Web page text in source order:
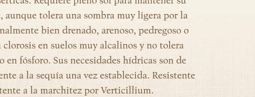
aunque tolera una sombra muy ligera por la
bien drenado, arenoso, pedregoso o
clorosis en suelos muy alcalinos y no tolera
fósforo. Sus necesidades hídricas son de
a la sequía una vez establecida. Resistente
a la marchitez por Verticillium.